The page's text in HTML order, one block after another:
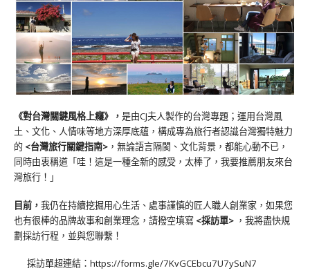
《對台灣關鍵風格上癮》 ， 是由CJ夫人製作的台灣專題；運用台灣風
土、文化、人情味等地方深厚底蘊，構成專為旅行者認識台灣獨特魅力
的 <台灣旅行關鍵指南> ，無論語言隔閡、文化背景，都能心動不已，
同時由衷稱道「哇！這是一種全新的感受，太棒了，我要推薦朋友來台
灣旅行！」
目前， 我仍在持續挖掘用心生活、處事謹慎的匠人職人創業家，如果您
也有很棒的品牌故事和創業理念，請撥空填寫 <採訪單> ，我將盡快規
劃採訪行程，並與您聯繫！
採訪單超連結： https://forms.gle/7KvGCEbcu7U7ySuN7